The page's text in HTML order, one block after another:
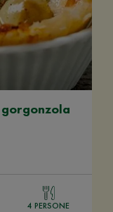
4 PERSONE